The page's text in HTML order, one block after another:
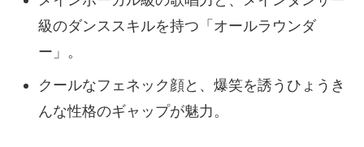
級のダンススキルを持つ「オールラウンダ
ー」。
クールなフェネック顔と、爆笑を誘うひょうき
んな性格のギャップが魅力。